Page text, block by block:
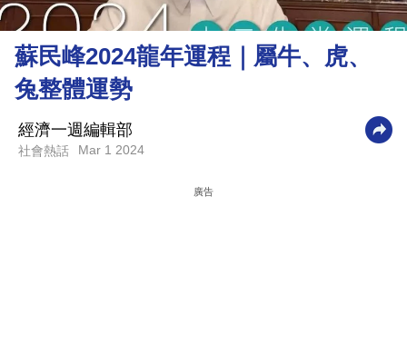
理
財
商
業
科
蘇民峰2024龍年運程｜屬牛、虎、
兔整體運勢
經濟一週編輯部
社會熱話 Mar 1 2024
廣告